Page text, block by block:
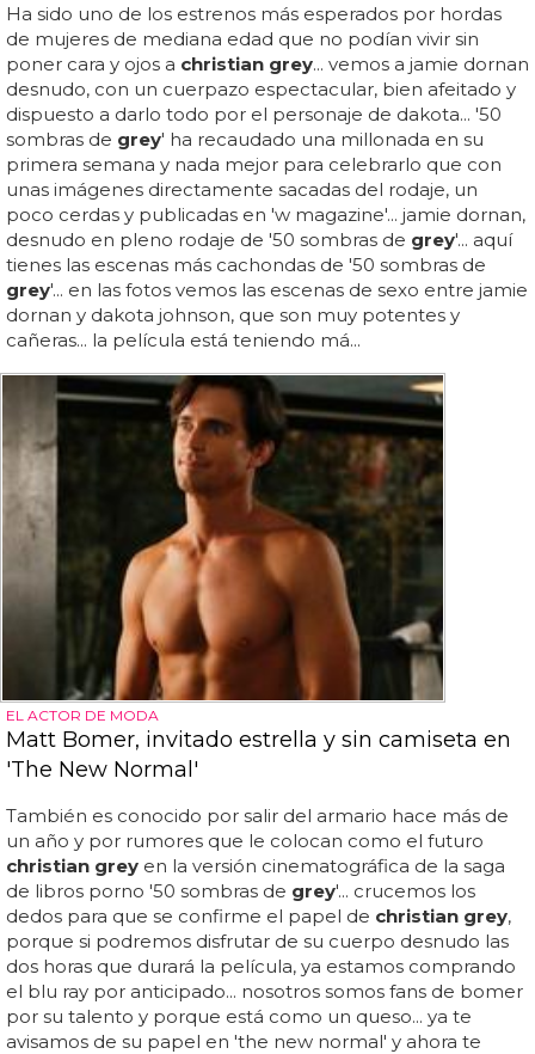
Ha sido uno de los estrenos más esperados por hordas
de mujeres de mediana edad que no podían vivir sin
poner cara y ojos a christian grey... vemos a jamie dornan
desnudo, con un cuerpazo espectacular, bien afeitado y
dispuesto a darlo todo por el personaje de dakota... '50
sombras de grey' ha recaudado una millonada en su
primera semana y nada mejor para celebrarlo que con
unas imágenes directamente sacadas del rodaje, un
poco cerdas y publicadas en 'w magazine'... jamie dornan,
desnudo en pleno rodaje de '50 sombras de grey'... aquí
tienes las escenas más cachondas de '50 sombras de
grey'... en las fotos vemos las escenas de sexo entre jamie
dornan y dakota johnson, que son muy potentes y
cañeras... la película está teniendo má...
EL ACTOR DE MODA
Matt Bomer, invitado estrella y sin camiseta en
'The New Normal'
También es conocido por salir del armario hace más de
un año y por rumores que le colocan como el futuro
christian grey en la versión cinematográfica de la saga
de libros porno '50 sombras de grey'... crucemos los
dedos para que se confirme el papel de christian grey,
porque si podremos disfrutar de su cuerpo desnudo las
dos horas que durará la película, ya estamos comprando
el blu ray por anticipado... nosotros somos fans de bomer
por su talento y porque está como un queso... ya te
avisamos de su papel en 'the new normal' y ahora te